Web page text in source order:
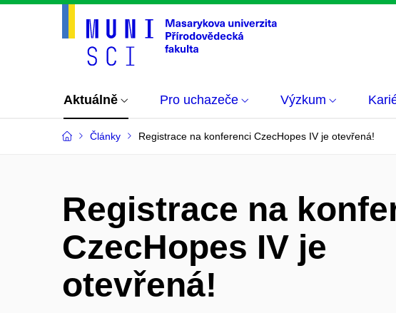
Aktuálně Pro uchazeče Výzkum
Články Registrace na konferenci CzecHopes IV je otevřená!
Registrace na
CzecHopes IV je
otevřená!